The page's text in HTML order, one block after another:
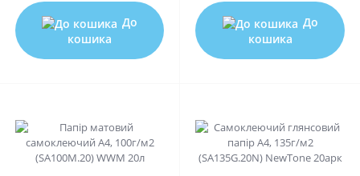
До
кошика
До
кошика